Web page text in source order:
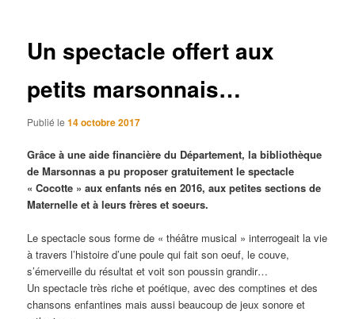
Un spectacle offert aux
petits marsonnais…
Publié le14 octobre 2017
Grâce à une aide financière du Département, la bibliothèque
de Marsonnas a pu proposer gratuitement le spectacle
« Cocotte » aux enfants nés en 2016, aux petites sections de
Maternelle et à leurs frères et soeurs.
Le spectacle sous forme de « théâtre musical » interrogeait la vie
à travers l’histoire d’une poule qui fait son oeuf, le couve,
s’émerveille du résultat et voit son poussin grandir…
Un spectacle très riche et poétique, avec des comptines et des
chansons enfantines mais aussi beaucoup de jeux sonore et